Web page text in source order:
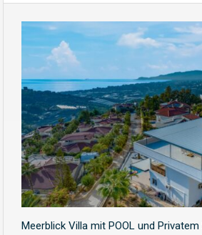
Meerblick Villa mit POOL und Privatem